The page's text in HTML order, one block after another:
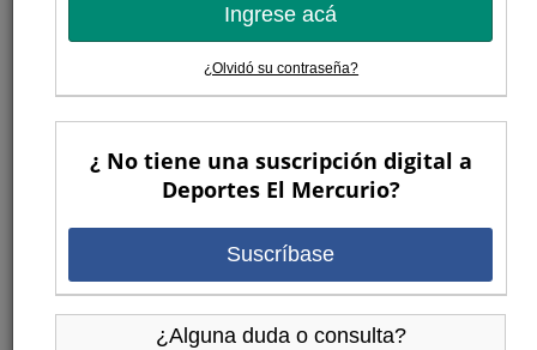
Ingrese acá
¿Olvidó su contraseña?
¿ No tiene una suscripción digital a
Deportes El Mercurio?
Suscríbase
¿Alguna duda o consulta?